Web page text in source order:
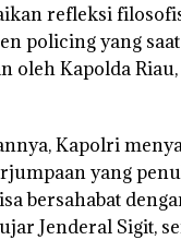
refleksi
policing yang
oleh Kapolda
Kapolri
yang
bersahabat
Jenderal Sigit,